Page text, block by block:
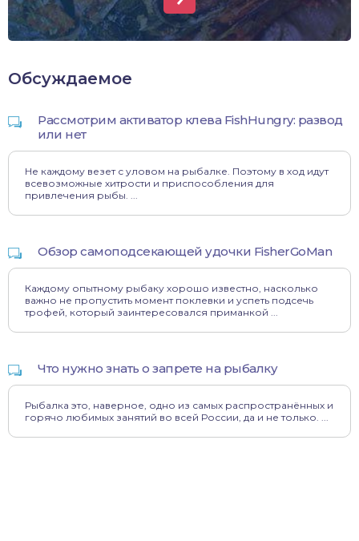
Обсуждаемое
Рассмотрим активатор клева FishHungry: развод
или нет
Не каждому везет с уловом на рыбалке. Поэтому в ход идут
всевозможные хитрости и приспособления для
привлечения рыбы. ...
Обзор самоподсекающей удочки FisherGoMan
Каждому опытному рыбаку хорошо известно, насколько
важно не пропустить момент поклевки и успеть подсечь
трофей, который заинтересовался приманкой ...
Что нужно знать о запрете на рыбалку
Рыбалка это, наверное, одно из самых распространённых и
горячо любимых занятий во всей России, да и не только. ...